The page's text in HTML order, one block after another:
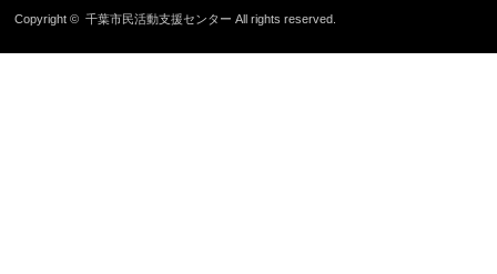
Copyright ©千葉市民活動支援センター All rights reserved.